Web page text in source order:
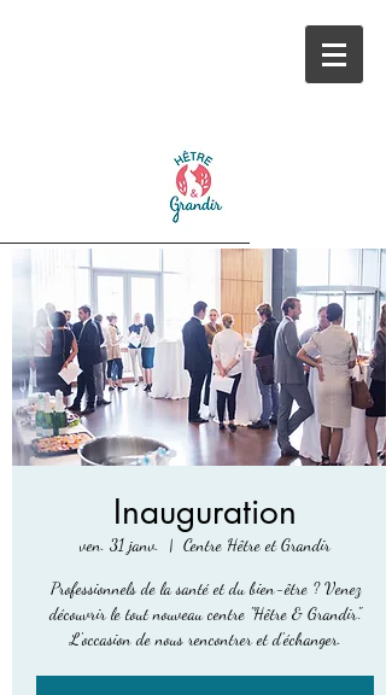
Inauguration
ven. 31 janv.
  |
Centre Hêtre et Grandir
Professionnels de la santé et du bien-être ? Venez
découvrir le tout nouveau centre "Hêtre & Grandir".
L'occasion de nous rencontrer et d'échanger.